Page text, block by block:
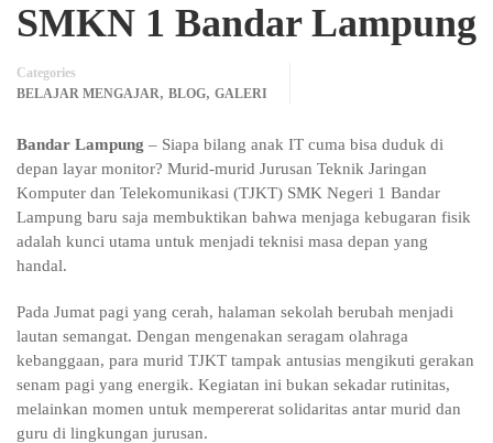
SMKN 1 Bandar Lampung
Categories
BELAJAR MENGAJAR, BLOG, GALERI
Bandar Lampung – Siapa bilang anak IT cuma bisa duduk di
depan layar monitor? Murid-murid Jurusan Teknik Jaringan
Komputer dan Telekomunikasi (TJKT) SMK Negeri 1 Bandar
Lampung baru saja membuktikan bahwa menjaga kebugaran fisik
adalah kunci utama untuk menjadi teknisi masa depan yang
handal.
Pada Jumat pagi yang cerah, halaman sekolah berubah menjadi
lautan semangat. Dengan mengenakan seragam olahraga
kebanggaan, para murid TJKT tampak antusias mengikuti gerakan
senam pagi yang energik. Kegiatan ini bukan sekadar rutinitas,
melainkan momen untuk mempererat solidaritas antar murid dan
guru di lingkungan jurusan.